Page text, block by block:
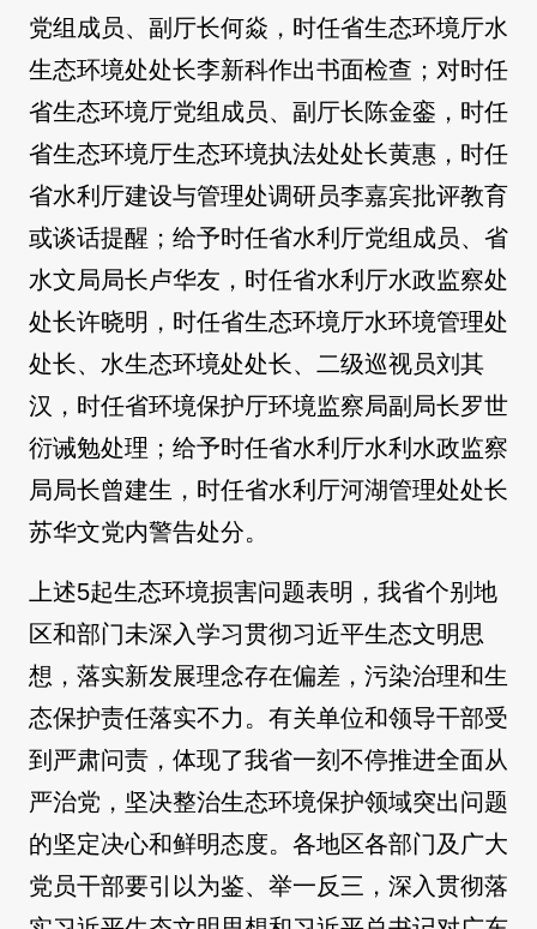
党组成员、副厅长何焱，时任省生态环境厅水
生态环境处处长李新科作出书面检查；对时任
省生态环境厅党组成员、副厅长陈金銮，时任
省生态环境厅生态环境执法处处长黄惠，时任
省水利厅建设与管理处调研员李嘉宾批评教育
或谈话提醒；给予时任省水利厅党组成员、省
水文局局长卢华友，时任省水利厅水政监察处
处长许晓明，时任省生态环境厅水环境管理处
处长、水生态环境处处长、二级巡视员刘其
汉，时任省环境保护厅环境监察局副局长罗世
衍诫勉处理；给予时任省水利厅水利水政监察
局局长曾建生，时任省水利厅河湖管理处处长
苏华文党内警告处分。
上述5起生态环境损害问题表明，我省个别地
区和部门未深入学习贯彻习近平生态文明思
想，落实新发展理念存在偏差，污染治理和生
态保护责任落实不力。有关单位和领导干部受
到严肃问责，体现了我省一刻不停推进全面从
严治党，坚决整治生态环境保护领域突出问题
的坚定决心和鲜明态度。各地区各部门及广大
党员干部要引以为鉴、举一反三，深入贯彻落